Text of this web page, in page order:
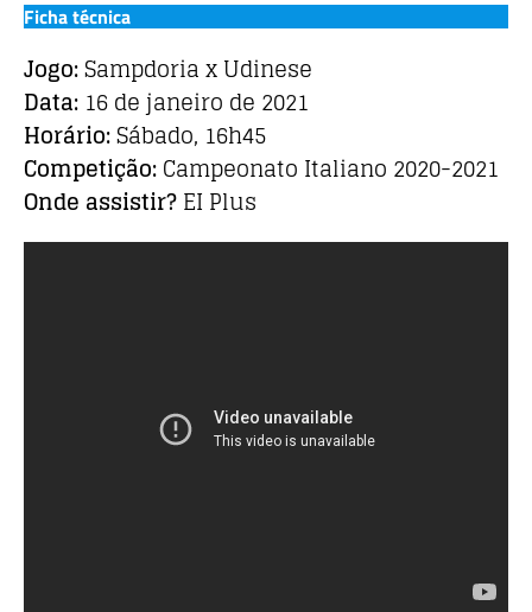
Ficha técnica
Jogo:Sampdoria x Udinese
Data: 16 de janeiro de 2021
Horário:Sábado, 16h45
Competição:Campeonato Italiano 2020-2021
Onde assistir?EI Plus